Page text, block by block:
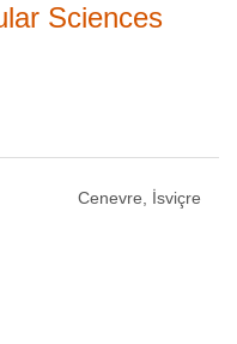
Sciences
Cenevre, İsviçre